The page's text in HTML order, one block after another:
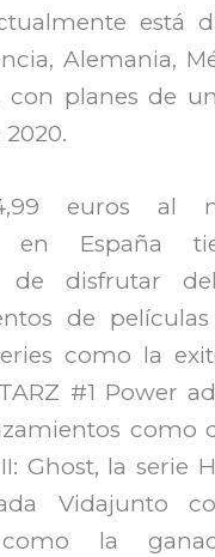
está
Alemania,
con planes de
euros al
en España
de disfrutar
de películas
como la
#1 Power
como
Ghost, la serie
Vidajunto
como la